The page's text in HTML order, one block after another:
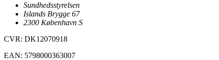
Sundhedsstyrelsen
Islands Brygge 67
2300 København S
CVR: DK12070918
EAN: 5798000363007